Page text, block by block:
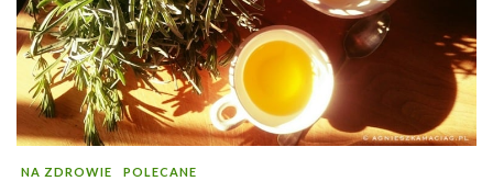
NA ZDROWIE POLECANE